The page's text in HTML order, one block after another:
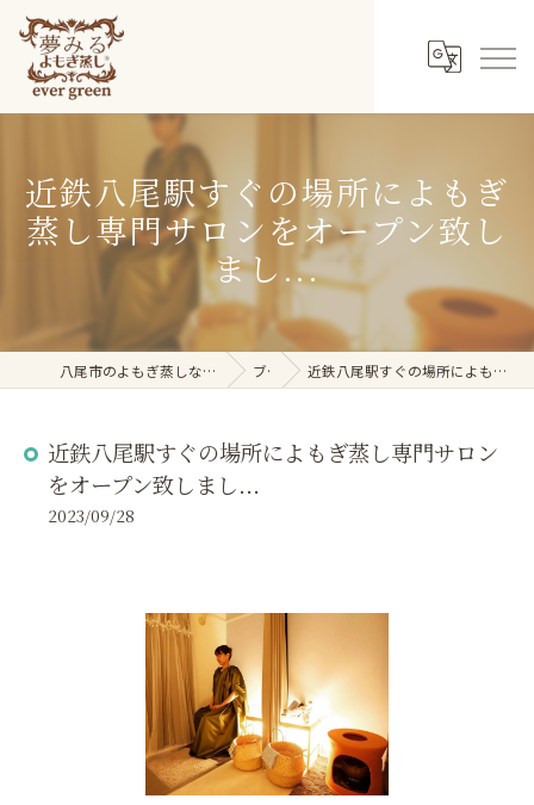
近鉄八尾駅すぐの場所によもぎ
蒸し専門サロンをオープン致し
まし...
八尾市のよもぎ蒸しなら夢みるよもぎ蒸し ever green ブログ 近鉄八尾駅すぐの場所によもぎ蒸し専門サロンをオープン致しまし...
近鉄八尾駅すぐの場所によもぎ蒸し専門サロン
をオープン致しまし...
2023/09/28